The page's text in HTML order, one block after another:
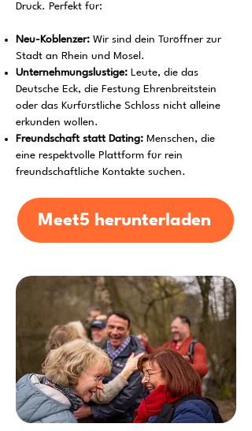
Druck. Perfekt für:
Neu-Koblenzer: Wir sind dein Türöffner zur
Stadt an Rhein und Mosel.
Unternehmungslustige: Leute, die das
Deutsche Eck, die Festung Ehrenbreitstein
oder das Kurfürstliche Schloss nicht alleine
erkunden wollen.
Freundschaft statt Dating: Menschen, die
eine respektvolle Plattform für rein
freundschaftliche Kontakte suchen.
Meet5 herunterladen